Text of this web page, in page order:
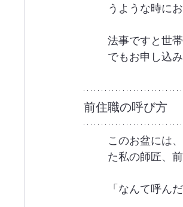
うような時に
法事ですと世
でもお申し込
前住職の呼び方
このお盆には
た私の師匠、
「なんて呼ん